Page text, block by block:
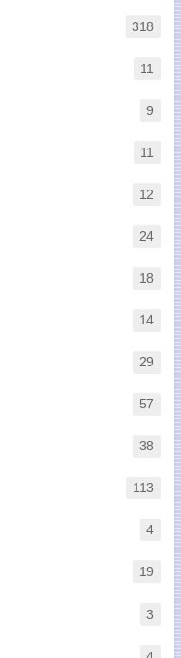
318
11
9
11
12
24
18
14
29
57
38
113
4
19
3